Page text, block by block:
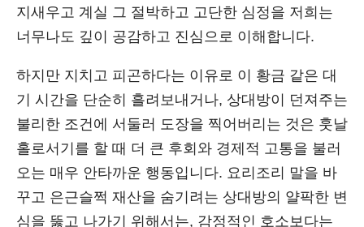
지새우고 계실 그 절박하고 고단한 심정을 저희는
너무나도 깊이 공감하고 진심으로 이해합니다.
하지만 지치고 피곤하다는 이유로 이 황금 같은 대
기 시간을 단순히 흘려보내거나, 상대방이 던져주는
불리한 조건에 서둘러 도장을 찍어버리는 것은 훗날
홀로서기를 할 때 더 큰 후회와 경제적 고통을 불러
오는 매우 안타까운 행동입니다. 요리조리 말을 바
꾸고 은근슬쩍 재산을 숨기려는 상대방의 얄팍한 변
심을 뚫고 나가기 위해서는, 감정적인 호소보다는